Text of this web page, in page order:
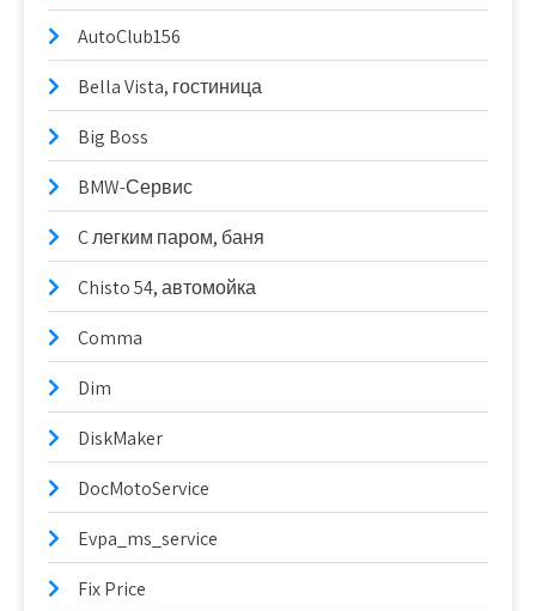
AutoClub156
Bella Vista, гостиница
Big Boss
BMW-Сервис
C легким паром, баня
Chisto 54, автомойка
Comma
Dim
DiskMaker
DocMotoService
Evpa_ms_service
Fix Price